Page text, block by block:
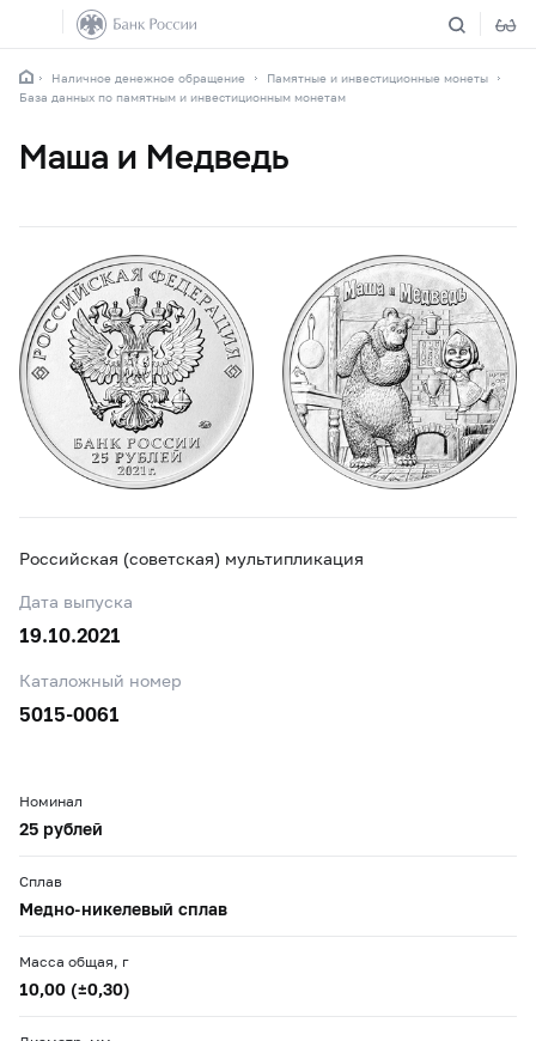
Наличное денежное обращение
Памятные и инвестиционные монеты
База данных по памятным и инвестиционным монетам
Маша и Медведь
Российская (советская) мультипликация
Дата выпуска
19.10.2021
Каталожный номер
5015-0061
Номинал
25 рублей
Сплав
Медно-никелевый сплав
Масса общая, г
10,00 (±0,30)